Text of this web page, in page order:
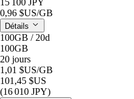
0,96 $US/GB
Détails
100GB / 20d
100GB
20 jours
1,01 $US/GB
101,45 $US
(16 010 JPY)